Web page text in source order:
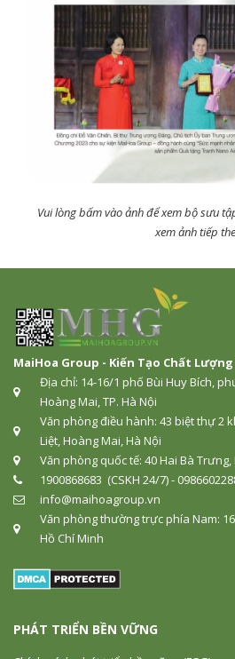
Vui lòng bấm vào ảnh để xem bộ sưu
xem ảnh tiếp
MaiHoa Group - Kiến Tạo Chất Lượng
Địa chỉ: 14-16/1 phố Bùi Huy Bích,
Hoàng Mai, TP. Hà Nội
Văn phòng điều hành: 43 biệt thự 2
Liệt, Hoàng Mai, Hà Nội
Văn phòng quốc tế: 40 Hai Bà Trưng,
1900868683 (CSKH 24/7) -
info@maihoagroup.vn
Văn phòng thường trực phía Nam:
Hồ Chí Minh
PHÁT TRIỂN BỀN VỮNG